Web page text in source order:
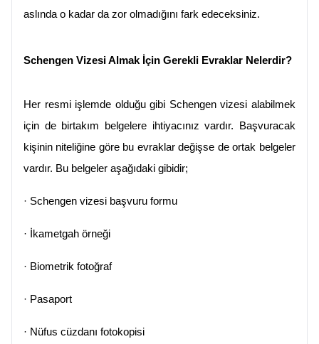
aslında o kadar da zor olmadığını fark edeceksiniz.
Schengen Vizesi Almak İçin Gerekli Evraklar Nelerdir?
Her resmi işlemde olduğu gibi Schengen vizesi alabilmek
için de birtakım belgelere ihtiyacınız vardır. Başvuracak
kişinin niteliğine göre bu evraklar değişse de ortak belgeler
vardır. Bu belgeler aşağıdaki gibidir;
· Schengen vizesi başvuru formu
· İkametgah örneği
· Biometrik fotoğraf
· Pasaport
· Nüfus cüzdanı fotokopisi